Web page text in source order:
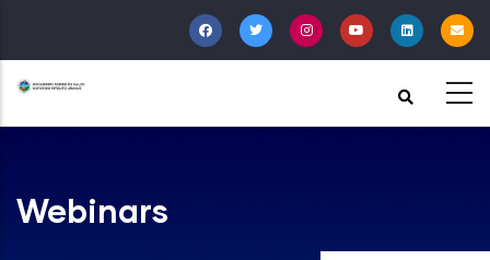
al
contenido
principal
Webinars